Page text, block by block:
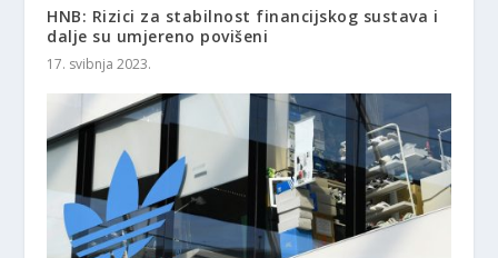
HNB: Rizici za stabilnost financijskog sustava i
dalje su umjereno povišeni
17. svibnja 2023.